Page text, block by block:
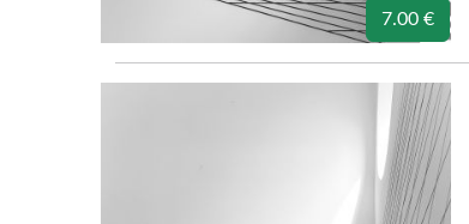
7.00 €